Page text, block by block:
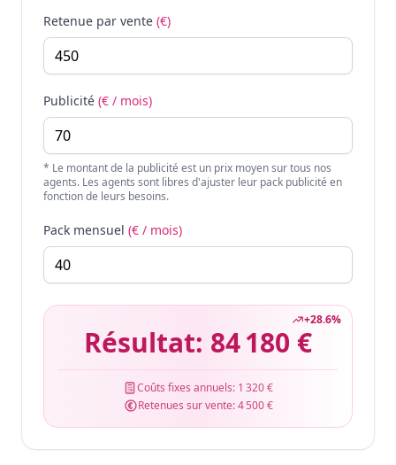
Retenue par vente (€)
Publicité (€ / mois)
* Le montant de la publicité est un prix moyen sur tous nos
agents. Les agents sont libres d'ajuster leur pack publicité en
fonction de leurs besoins.
Pack mensuel (€ / mois)
+28.6%
Résultat: 84 180 €
Coûts fixes annuels: 1 320 €
Retenues sur vente:4 500 €